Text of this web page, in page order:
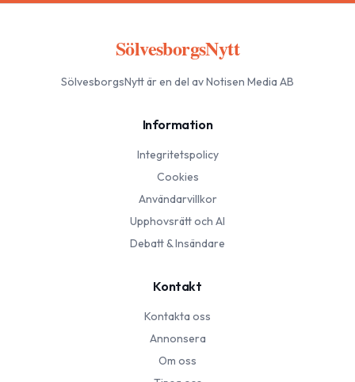
SölvesborgsNytt
SölvesborgsNyttär en del av Notisen Media AB
Information
Integritetspolicy
Cookies
Användarvillkor
Upphovsrätt och AI
Debatt & Insändare
Kontakt
Kontakta oss
Annonsera
Om oss